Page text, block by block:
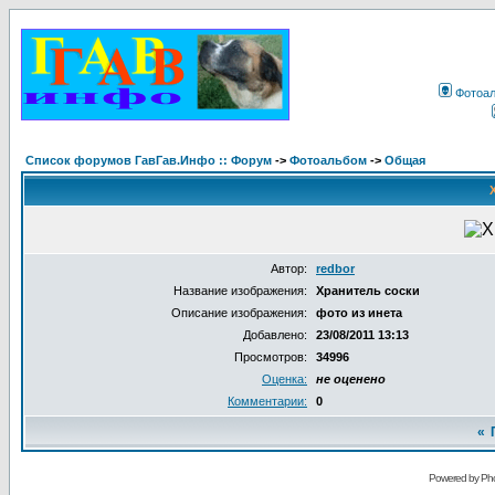
Список форумов ГавГав.Инфо :: Форум -> Фотоальбом -> Общая
Автор:
redbor
Название изображения:
Хранитель соски
Описание изображения:
фото из инета
Добавлено:
23/08/2011 13:13
Просмотров:
34996
Оценка:
не оценено
Комментарии:
0
«
Powered by